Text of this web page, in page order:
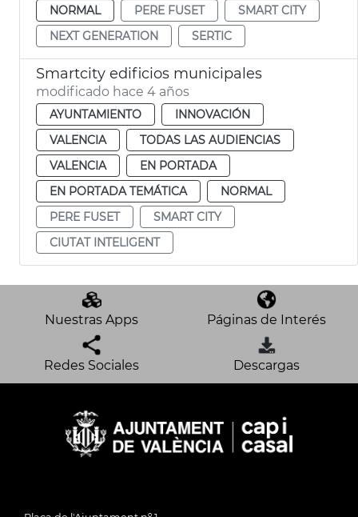
NORMAL
PERE FUSET
SMART CITY
NEXT GENERATION
SERTIC
Smartcity edificios municipales
modificado hace 4 años
AYUNTAMIENTO
INNOVACIÓN
VALENCIA
TODAS LAS AUDIENCIAS
VALENCIA
EN PORTADA
EN PORTADA TEMÁTICA
NORMAL
PERE FUSET
SMART CITY
CIUTAT INTELIGENT
Nuestras Apps Páginas de Interés
Redes Sociales Descargas